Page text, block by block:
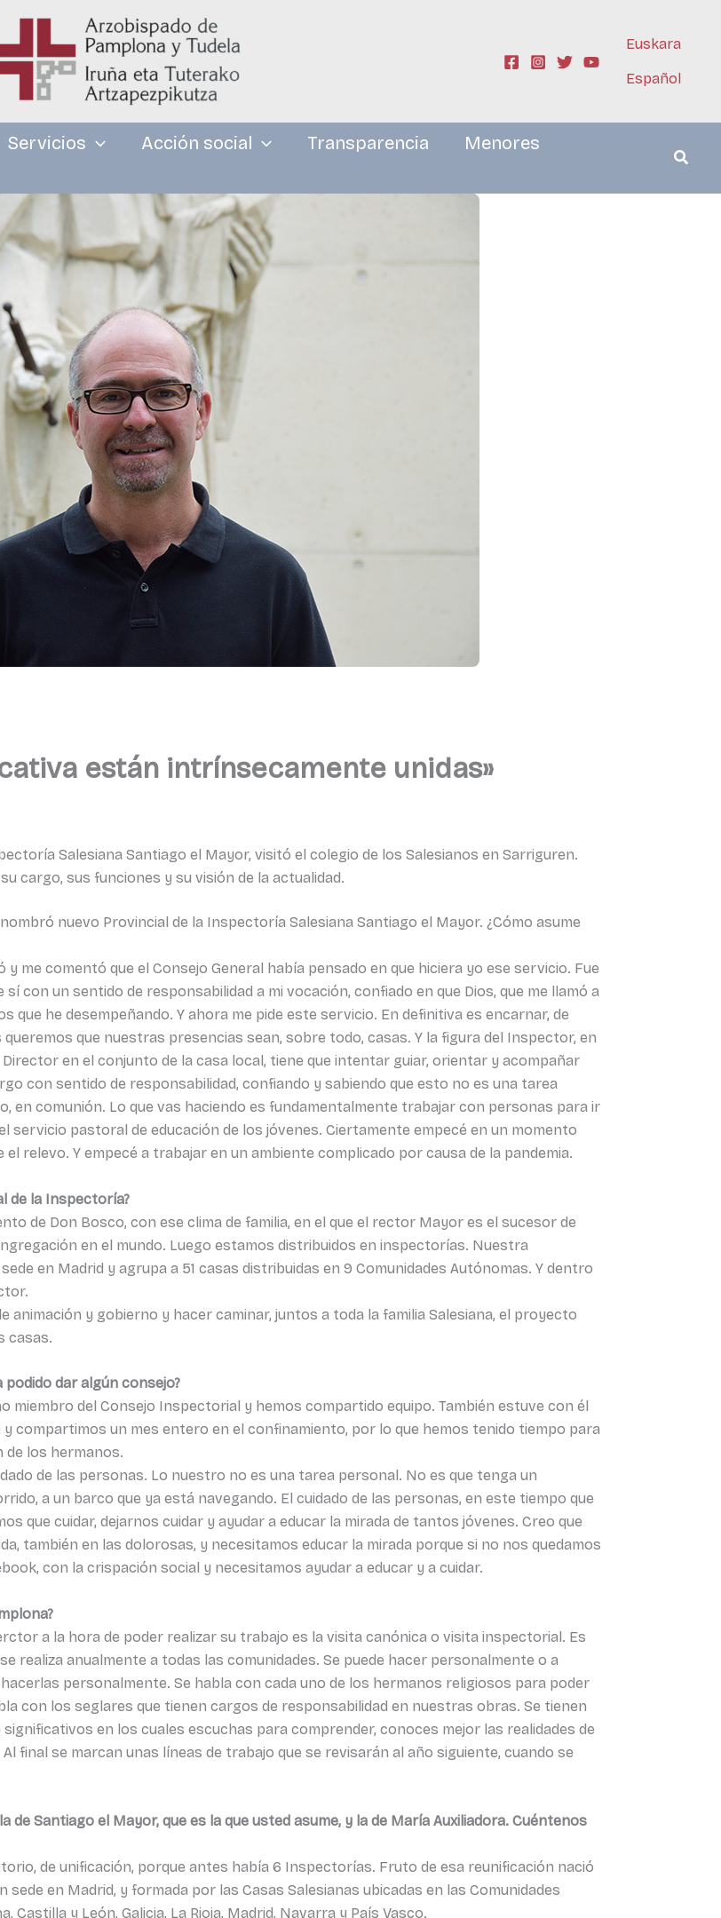
Euskara
Español
Servicios Acción social Transparencia
Menores
están intrínsecamente unidas»
Salesiana Santiago el Mayor, visitó el colegio de los Salesianos en Sarriguren.
cargo, sus funciones y su visión de la actualidad.
nuevo Provincial de la Inspectoría Salesiana Santiago el Mayor. ¿Cómo asume
me comentó que el Consejo General había pensado en que hiciera yo ese servicio. Fue
con un sentido de responsabilidad a mi vocación, confiado en que Dios, que me llamó a
que he desempeñando. Y ahora me pide este servicio. En definitiva es encarnar, de
que nuestras presencias sean, sobre todo, casas. Y la figura del Inspector, en
en el conjunto de la casa local, tiene que intentar guiar, orientar y acompañar
con sentido de responsabilidad, confiando y sabiendo que esto no es una tarea
en comunión. Lo que vas haciendo es fundamentalmente trabajar con personas para ir
servicio pastoral de educación de los jóvenes. Ciertamente empecé en un momento
relevo. Y empecé a trabajar en un ambiente complicado por causa de la pandemia.
de la Inspectoría?
de Don Bosco, con ese clima de familia, en el que el rector Mayor es el sucesor de
en el mundo. Luego estamos distribuidos en inspectorías. Nuestra
en Madrid y agrupa a 51 casas distribuidas en 9 Comunidades Autónomas. Y dentro
y gobierno y hacer caminar, juntos a toda la familia Salesiana, el proyecto
casas.
podido dar algún consejo?
del Consejo Inspectorial y hemos compartido equipo. También estuve con él
compartimos un mes entero en el confinamiento, por lo que hemos tenido tiempo para
los hermanos.
de las personas. Lo nuestro no es una tarea personal. No es que tenga un
a un barco que ya está navegando. El cuidado de las personas, en este tiempo que
que cuidar, dejarnos cuidar y ayudar a educar la mirada de tantos jóvenes. Creo que
también en las dolorosas, y necesitamos educar la mirada porque si no nos quedamos
con la crispación social y necesitamos ayudar a educar y a cuidar.
a la hora de poder realizar su trabajo es la visita canónica o visita inspectorial. Es
realiza anualmente a todas las comunidades. Se puede hacer personalmente o a
personalmente. Se habla con cada uno de los hermanos religiosos para poder
con los seglares que tienen cargos de responsabilidad en nuestras obras. Se tienen
en los cuales escuchas para comprender, conoces mejor las realidades de
final se marcan unas líneas de trabajo que se revisarán al año siguiente, cuando se
Santiago el Mayor, que es la que usted asume, y la de María Auxiliadora. Cuéntenos
de unificación, porque antes había 6 Inspectorías. Fruto de esa reunificación nació
en Madrid, y formada por las Casas Salesianas ubicadas en las Comunidades
y León, Galicia, La Rioja, Madrid, Navarra y País Vasco.